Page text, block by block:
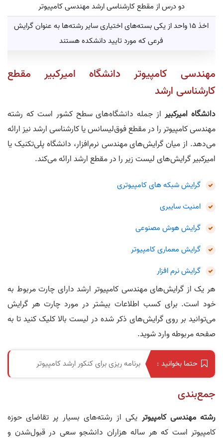
دو درس از مقطع کارشناسی ارشد مهندسی کامپیوتر
اخذ 15 واحد از یکی بسته‌های اختیاری سایر رشته‌ها به عنوان گرایش
فرعی که مورد تایید دانشکده هستند
مهندسی کامپیوتر دانشگاه امیرکبیر مقطع
کارشناسی ارشد
دانشگاه امیرکبیراز جمله دانشگاه‌های سطح کشور است که رشته
مهندسی کامپیوتر را در مقطع فوق‌لیسانس یا کارشناسی ارشد نیز ارائه
می‌‎دهد. از میان گرایش‌های مهندسی نرم‌افزار، دانشگاه پلی‌تکنیک یا
امیرکبیر گرایش‌های لیست زیر را در مقطع ارشد ارائه می‌کند.
گرایش شبکه های کامپیوتری
امنیت سایبری
گرایش هوش مصنوعی
گرایش معماری کامپیوتر
گرایش نرم افزار
هر یک از گرایش‌های مهندسی کامپیوتر ارشد دارای چارت مربوط به
خود است. برای کسب اطلاعات بیشتر در مورد چارت هر گرایش
می‌توانید بر روی گرایش‌های ذکر شده در لیست بالا کلیک کنید تا به
صفحه مربوطه وارد شوید.
حتما بخوانید : برنامه ریزی برای کنکور ارشد کامپیوتر
جمع‌بندی
رشته مهندسی کامپیوتر یکی از رشته‌های بسیار پر تقاضای حوزه
کامپیوتر است که هر ساله هزاران دانشجو سعی در قبول‌شدن و